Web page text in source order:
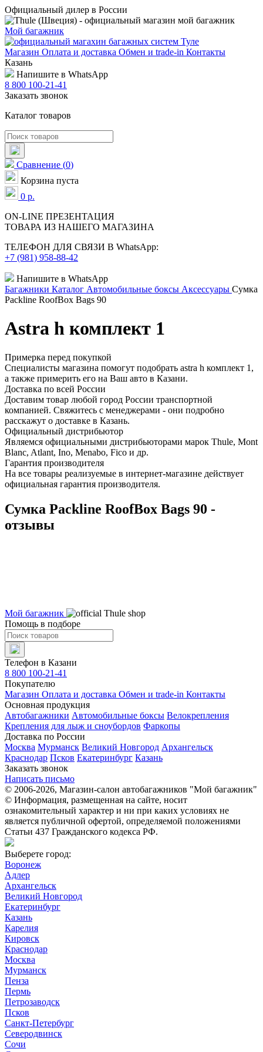
Официальный дилер в России
Мой багажник
Магазин Оплата и доставка Обмен и trade-in Контакты
Казань
Напишите в WhatsApp
8 800 100-21-41
Заказать звонок
Каталог товаров
Сравнение (0)
Корзина пуста
0 р.
ON-LINE ПРЕЗЕНТАЦИЯ
ТОВАРА ИЗ НАШЕГО МАГАЗИНА
ТЕЛЕФОН ДЛЯ СВЯЗИ В WhatsApp:
+7 (981) 958-88-42
Напишите в WhatsApp
Багажники Каталог Автомобильные боксы Аксессуары Сумка
Packline RoofBox Bags 90
Аstra h комплект 1
Примерка перед покупкой
Специалисты магазина помогут подобрать аstra h комплект 1,
а также примерить его на Ваш авто в Казани.
Доставка по всей России
Доставим товар любой город России транспортной
компанией. Свяжитесь с менеджерами - они подробно
расскажут о доставке в Казань.
Официальный дистрибьютор
Являемся официальными дистрибьюторами марок Thule, Mont
Blanc, Atlant, Ino, Menabo, Fico и др.
Гарантия производителя
На все товары реализуемые в интернет-магазине действует
официальная гарантия производителя.
Сумка Packline RoofBox Bags 90 -
отзывы
Мой багажник
Помощь в подборе
Телефон в Казани
8 800 100-21-41
Покупателю
Магазин Оплата и доставка Обмен и trade-in Контакты
Основная продукция
Автобагажники Автомобильные боксы Велокрепления
Крепления для лыж и сноубордов Фаркопы
Доставка по России
Москва Мурманск Великий Новгород Архангельск
Краснодар Псков Екатеринбург Казань
Заказать звонок
Написать письмо
© 2006-2026, Магазин-салон автобагажников "Мой багажник"
© Информация, размещенная на сайте, носит
ознакомительный характер и ни при каких условиях не
является публичной офертой, определяемой положениями
Статьи 437 Гражданского кодекса РФ.
Выберете город:
Воронеж
Адлер
Архангельск
Великий Новгород
Екатеринбург
Казань
Карелия
Кировск
Краснодар
Москва
Мурманск
Пенза
Пермь
Петрозаводск
Псков
Санкт-Петербург
Северодвинск
Сочи